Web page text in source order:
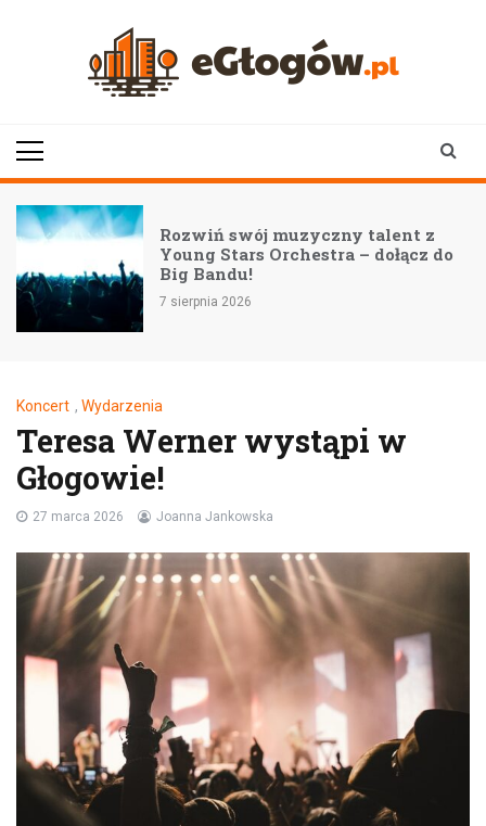
Rozwiń swój muzyczny talent z
Young Stars Orchestra – dołącz do
Big Bandu!
7 sierpnia 2026
Koncert , Wydarzenia
Teresa Werner wystąpi w
Głogowie!
27 marca 2026 Joanna Jankowska